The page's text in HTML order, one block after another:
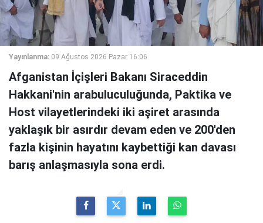
Yayınlanma: 09 Ağustos 2026 Pazar 16:06
Afganistan İçişleri Bakanı Siraceddin
Hakkani'nin arabuluculuğunda, Paktika ve
Host vilayetlerindeki iki aşiret arasında
yaklaşık bir asırdır devam eden ve 200'den
fazla kişinin hayatını kaybettiği kan davası
barış anlaşmasıyla sona erdi.